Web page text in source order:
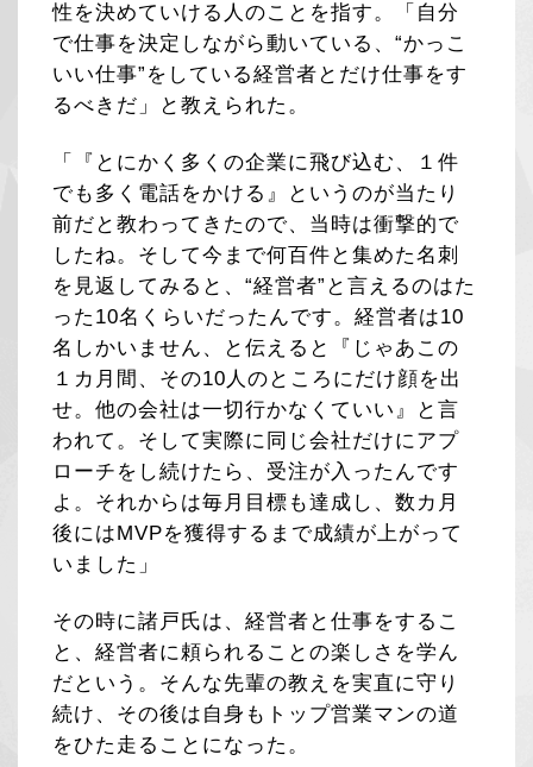
性を決めていける人のことを指す。「自分
で仕事を決定しながら動いている、“かっこ
いい仕事”をしている経営者とだけ仕事をす
るべきだ」と教えられた。
「『とにかく多くの企業に飛び込む、１件
でも多く電話をかける』というのが当たり
前だと教わってきたので、当時は衝撃的で
したね。そして今まで何百件と集めた名刺
を見返してみると、“経営者”と言えるのはた
った10名くらいだったんです。経営者は10
名しかいません、と伝えると『じゃあこの
１カ月間、その10人のところにだけ顔を出
せ。他の会社は一切行かなくていい』と言
われて。そして実際に同じ会社だけにアプ
ローチをし続けたら、受注が入ったんです
よ。それからは毎月目標も達成し、数カ月
後にはMVPを獲得するまで成績が上がって
いました」
その時に諸戸氏は、経営者と仕事をするこ
と、経営者に頼られることの楽しさを学ん
だという。そんな先輩の教えを実直に守り
続け、その後は自身もトップ営業マンの道
をひた走ることになった。